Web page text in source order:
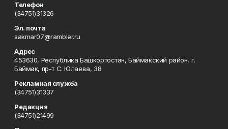
Телефон
(34751)31326
Эл. почта
sakmar07@rambler.ru
Адрес
453630, Республика Башкортостан, Баймакский район, г.
Баймак, пр-т С. Юлаева, 38
Рекламная служба
(34751)31337
Редакция
(34751)21499